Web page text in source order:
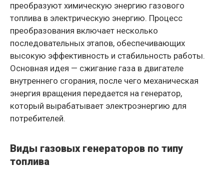
преобразуют химическую энергию газового
топлива в электрическую энергию. Процесс
преобразования включает несколько
последовательных этапов, обеспечивающих
высокую эффективность и стабильность работы.
Основная идея — сжигание газа в двигателе
внутреннего сгорания, после чего механическая
энергия вращения передается на генератор,
который вырабатывает электроэнергию для
потребителей.
Виды газовых генераторов по типу
топлива